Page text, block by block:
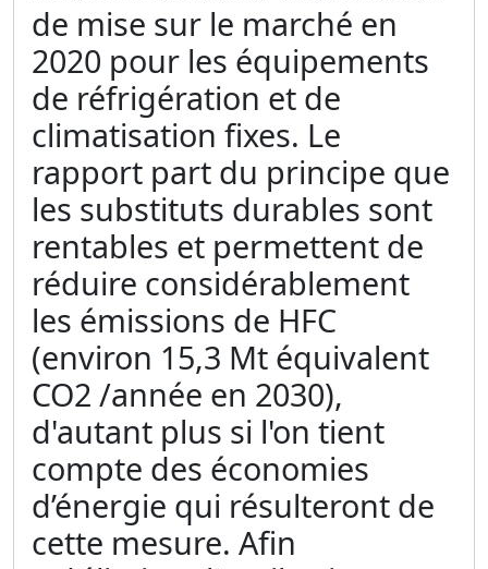
de mise sur le marché en
2020 pour les équipements
de réfrigération et de
climatisation fixes. Le
rapport part du principe que
les substituts durables sont
rentables et permettent de
réduire considérablement
les émissions de HFC
(environ 15,3 Mt équivalent
CO2 /année en 2030),
d'autant plus si l'on tient
compte des économies
d’énergie qui résulteront de
cette mesure. Afin